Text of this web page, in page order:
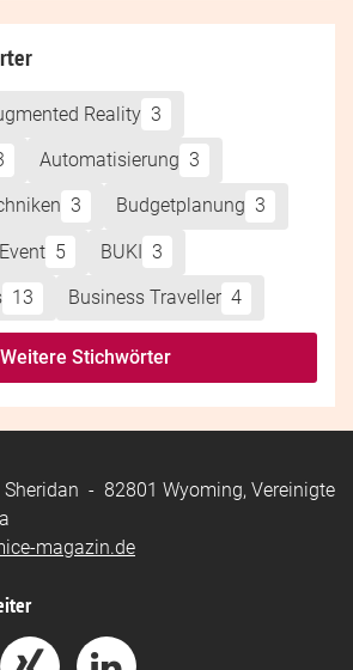
Reality 3
Automatisierung 3
3 Budgetplanung 3
5 BUKI 3
13 Business Traveller 4
Weitere Stichwörter
Sheridan - 82801 Wyoming, Vereinigte
magazin.de